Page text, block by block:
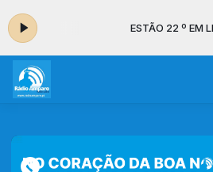
ESTÃO 22 º EM LISBOA